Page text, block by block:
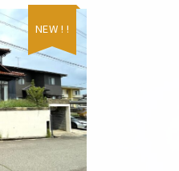
NEW ! !